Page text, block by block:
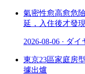
氣密性愈高愈危
延，入住後才發
2026-08-06 · ダイ
東京23區家庭房
據出爐